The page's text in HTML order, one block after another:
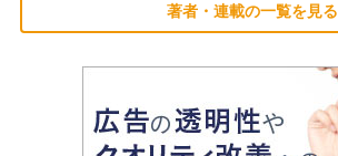
著者・連載の一覧を見る